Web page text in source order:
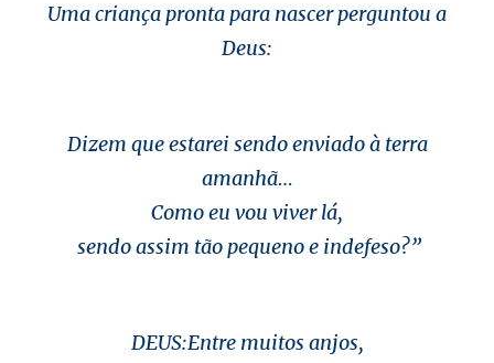
Uma criança pronta para nascer perguntou a
Deus:
Dizem que estarei sendo enviado à terra
amanhã…
Como eu vou viver lá,
sendo assim tão pequeno e indefeso?”
DEUS:Entre muitos anjos,